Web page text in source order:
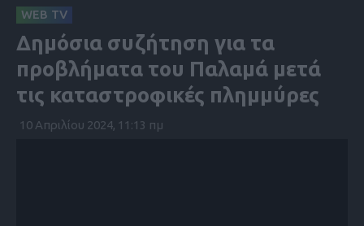
ΑΓΩΝ
WEB TV
Δημόσια συζήτηση για τα
προβλήματα του Παλαμά μετά
τις καταστροφικές πλημμύρες
10 Απριλίου 2024, 11:13 πμ